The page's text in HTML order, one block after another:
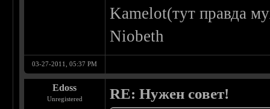
Kamelot(тут правда
Niobeth
03-27-2011, 05:37 PM
Edoss
Unregistered RE: Нужен совет!